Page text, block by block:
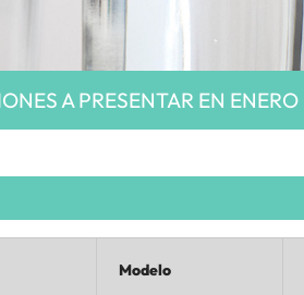
A PRESENTAR EN ENERO
Modelo